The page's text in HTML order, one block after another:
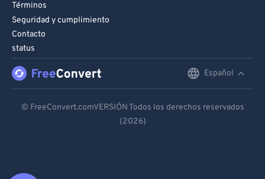
Términos
Seguridad y cumplimiento
Contacto
status
Español
Español
© FreeConvert.comVERSIÓN Todos los derechos reservados
(2026)